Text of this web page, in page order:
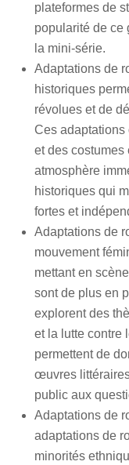
plateformes de
popularité de ce
la mini-série.
Adaptations de
historiques
révolues et de
Ces adaptations
et des costumes
atmosphère
historiques qui
fortes et
Adaptations de
mouvement
mettant en
sont de plus en
explorent des
et la lutte contre
permettent de
œuvres
public aux
Adaptations de
adaptations de
minorités